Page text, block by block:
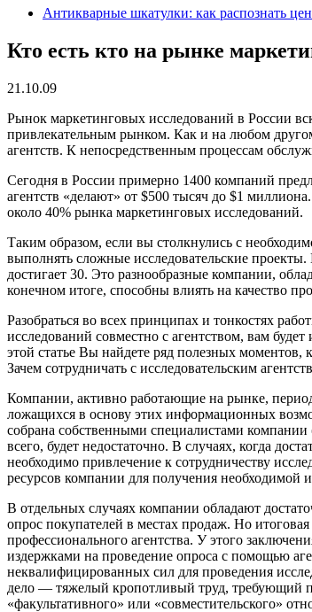
Антикварные шкатулки: как распознать
Кто есть кто на рынке
21.10.09
Рынок маркетинговых исследований в России
привлекательным рынком. Как и на любом
агентств. К непосредственным процессам
Сегодня в России примерно 1400 компаний
агентств «делают» от $500 тысяч до $1
около 40% рынка маркетинговых исследований.
Таким образом, если вы столкнулись с
выполнять сложные исследовательские
достигает 30. Это разнообразные компании,
конечном итоге, способны влиять на качество
Разобраться во всех принципах и тонкостях
исследований совместно с агентством, вам
этой статье Вы найдете ряд полезных моментов,
Зачем сотрудничать с исследовательским
Компании, активно работающие на рынке,
ложащихся в основу этих информационных
собрана собственными специалистами
всего, будет недостаточно. В случаях, когда
необходимо привлечение к сотрудничеству
ресурсов компании для получения необходимой
В отдельных случаях компании обладают
опрос покупателей в местах продаж. Но
профессионального агентства. У этого
издержками на проведение опроса с помощью
неквалифицированных сил для проведения
дело — тяжелый кропотливый труд, требующий
«факультативного» или «совместительского»